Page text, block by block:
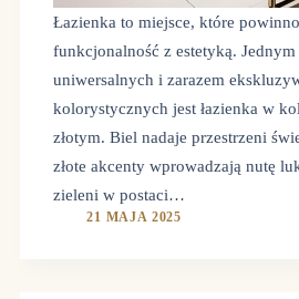
Łazienka to miejsce, które powinno
funkcjonalność z estetyką.
uniwersalnych i zarazem
kolorystycznych jest łazienka w
złotym. Biel nadaje przestrzeni
złote akcenty wprowadzają nutę
zieleni w postaci…
21 MAJA 2025